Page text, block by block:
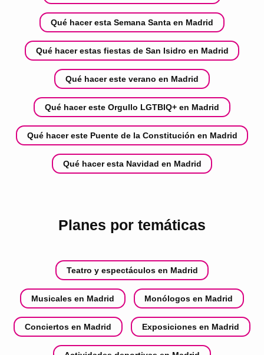
Qué hacer esta Semana Santa en Madrid
Qué hacer estas fiestas de San Isidro en Madrid
Qué hacer este verano en Madrid
Qué hacer este Orgullo LGTBIQ+ en Madrid
Qué hacer este Puente de la Constitución en Madrid
Qué hacer esta Navidad en Madrid
Planes por temáticas
Teatro y espectáculos en Madrid
Musicales en Madrid Monólogos en Madrid
Conciertos en Madrid Exposiciones en Madrid